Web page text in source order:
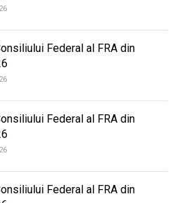
Federal al FRA din
Federal al FRA din
Federal al FRA din